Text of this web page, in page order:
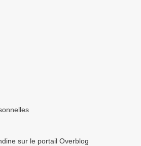
sur le portail Overblog